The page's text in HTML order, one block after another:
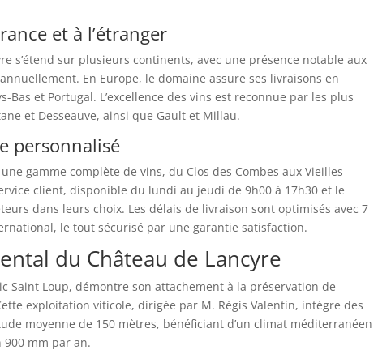
et à l’étranger
s’étend sur plusieurs continents, avec une présence notable aux
En Europe, le domaine assure ses livraisons en
Bas et Portugal. L’excellence des vins est reconnue par les plus
et Desseauve, ainsi que Gault et Millau.
personnalisé
gamme complète de vins, du Clos des Combes aux Vieilles
client, disponible du lundi au jeudi de 9h00 à 17h30 et le
dans leurs choix. Les délais de livraison sont optimisés avec 7
le tout sécurisé par une garantie satisfaction.
du Château de Lancyre
Saint Loup, démontre son attachement à la préservation de
exploitation viticole, dirigée par M. Régis Valentin, intègre des
moyenne de 150 mètres, bénéficiant d’un climat méditerranéen
900 mm par an.